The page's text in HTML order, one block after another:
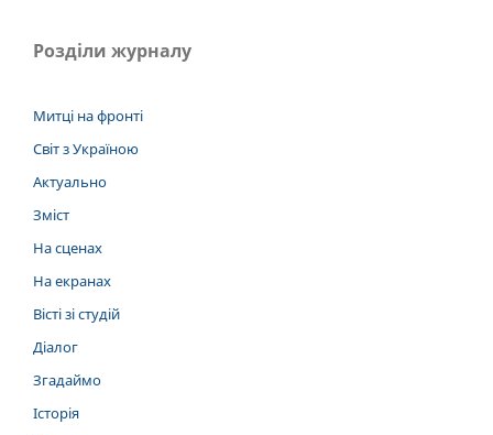
Розділи журналу
Митці на фронті
Світ з Україною
Актуально
Зміст
На сценах
На екранах
Вісті зі студій
Діалог
Згадаймо
Історія